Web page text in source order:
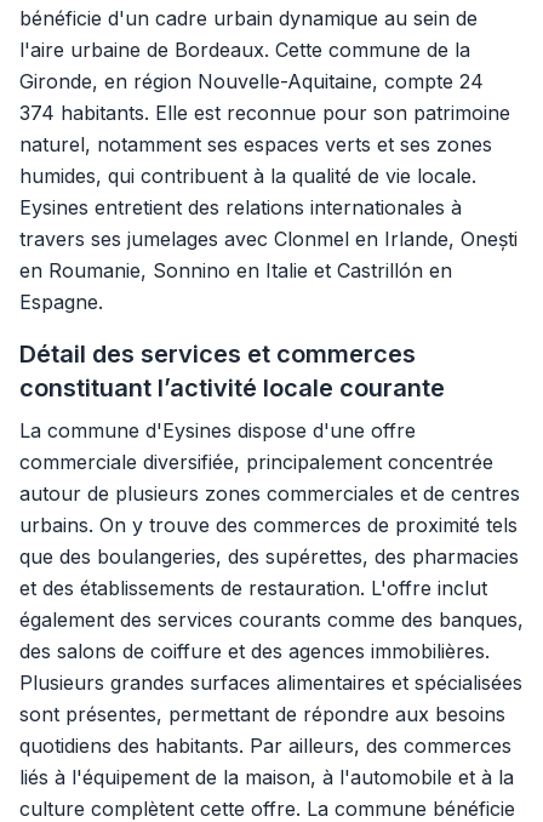
bénéficie d'un cadre urbain dynamique au sein de
l'aire urbaine de Bordeaux. Cette commune de la
Gironde, en région Nouvelle-Aquitaine, compte 24
374 habitants. Elle est reconnue pour son patrimoine
naturel, notamment ses espaces verts et ses zones
humides, qui contribuent à la qualité de vie locale.
Eysines entretient des relations internationales à
travers ses jumelages avec Clonmel en Irlande, Onești
en Roumanie, Sonnino en Italie et Castrillón en
Espagne.
Détail des services et commerces
constituant l’activité locale courante
La commune d'Eysines dispose d'une offre
commerciale diversifiée, principalement concentrée
autour de plusieurs zones commerciales et de centres
urbains. On y trouve des commerces de proximité tels
que des boulangeries, des supérettes, des pharmacies
et des établissements de restauration. L'offre inclut
également des services courants comme des banques,
des salons de coiffure et des agences immobilières.
Plusieurs grandes surfaces alimentaires et spécialisées
sont présentes, permettant de répondre aux besoins
quotidiens des habitants. Par ailleurs, des commerces
liés à l'équipement de la maison, à l'automobile et à la
culture complètent cette offre. La commune bénéficie